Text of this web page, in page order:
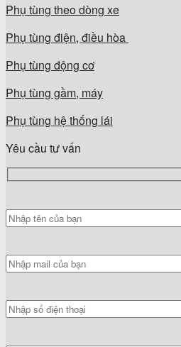
Phụ tùng theo dòng xe
Phụ tùng điện, điều hòa
Phụ tùng động cơ
Phụ tùng gầm, máy
Phụ tùng hệ thống lái
Yêu cầu tư vấn